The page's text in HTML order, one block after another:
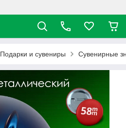
Подарки и сувениры Сувенирные